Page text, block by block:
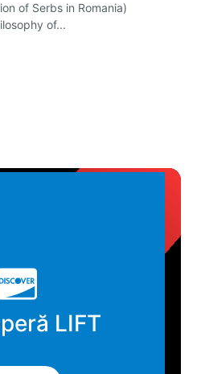
of Serbs in Romania)
of...
LIFT